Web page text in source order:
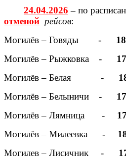
24.04.2026 – по
отменой рейсов:
Могилёв – Говяды -
Могилёв – Рыжковка -
Могилёв – Белая -
Могилёв – Белыничи -
Могилёв – Лямница -
Могилёв – Милеевка -
Могилев – Лисичник -